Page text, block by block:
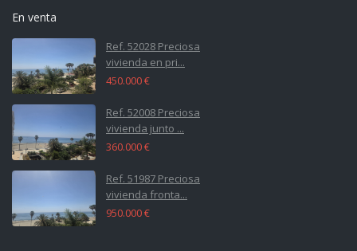
En venta
Ref. 52028 Preciosa
vivienda en pri...
450.000 €
Ref. 52008 Preciosa
vivienda junto ...
360.000 €
Ref. 51987 Preciosa
vivienda fronta...
950.000 €